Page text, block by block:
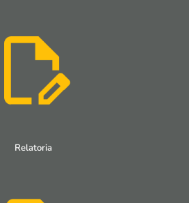
Relatoria